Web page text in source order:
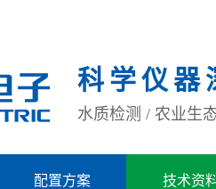
科学仪器
水质检测 / 农业生
配置方案 技术资